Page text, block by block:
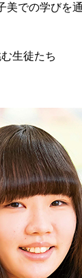
美での学びを
生徒たち